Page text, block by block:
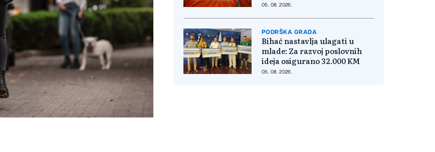
05. 08. 2026.
PODRŠKA GRADA
Bihać nastavlja ulagati u
mlade: Za razvoj poslovnih
ideja osigurano 32.000 KM
05. 08. 2026.